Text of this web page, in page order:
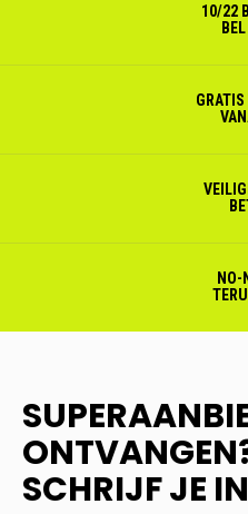
10/22
GRATIS
NO-
SCHRIJF JE